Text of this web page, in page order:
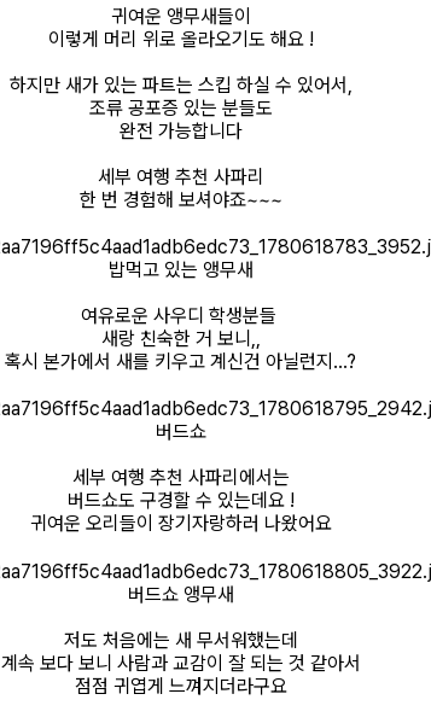
귀여운 앵무새들이
이렇게 머리 위로 올라오기도 해요 !
하지만 새가 있는 파트는 스킵 하실 수 있어서,
조류 공포증 있는 분들도
완전 가능합니다
세부 여행 추천 사파리
한 번 경험해 보셔야죠~~~
밥먹고 있는 앵무새
여유로운 사우디 학생분들
새랑 친숙한 거 보니,,
혹시 본가에서 새를 키우고 계신건 아닐런지...?
버드쇼
세부 여행 추천 사파리에서는
버드쇼도 구경할 수 있는데요 !
귀여운 오리들이 장기자랑하러 나왔어요
버드쇼 앵무새
저도 처음에는 새 무서워했는데
계속 보다 보니 사람과 교감이 잘 되는 것 같아서
점점 귀엽게 느껴지더라구요